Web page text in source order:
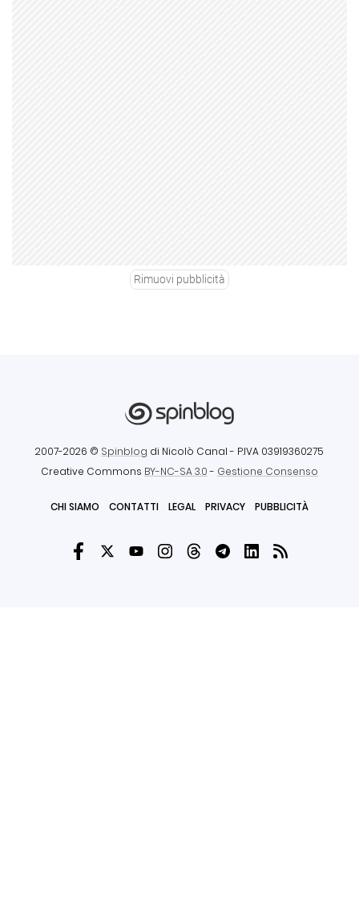
Rimuovi pubblicità
2007-2026 © Spinblog di Nicolò Canal - P.IVA 03919360275
Creative Commons BY-NC-SA 3.0- Gestione Consenso
CHI SIAMO CONTATTI LEGAL PRIVACY PUBBLICITÀ